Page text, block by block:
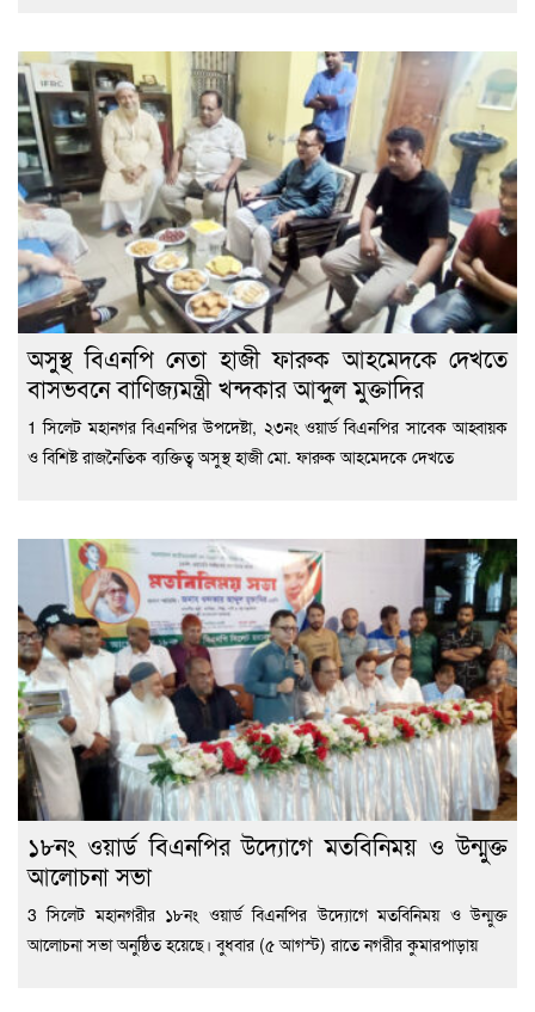
অসুস্থ বিএনপি নেতা হাজী ফারুক আহমেদকে দেখতে
বাসভবনে বাণিজ্যমন্ত্রী খন্দকার আব্দুল মুক্তাদির
1 সিলেট মহানগর বিএনপির উপদেষ্টা, ২৩নং ওয়ার্ড বিএনপির সাবেক আহ্বায়ক
ও বিশিষ্ট রাজনৈতিক ব্যক্তিত্ব অসুস্থ হাজী মো. ফারুক আহমেদকে দেখতে
১৮নং ওয়ার্ড বিএনপির উদ্যোগে মতবিনিময় ও উন্মুক্ত
আলোচনা সভা
3 সিলেট মহানগরীর ১৮নং ওয়ার্ড বিএনপির উদ্যোগে মতবিনিময় ও উন্মুক্ত
আলোচনা সভা অনুষ্ঠিত হয়েছে। বুধবার (৫ আগস্ট) রাতে নগরীর কুমারপাড়ায়